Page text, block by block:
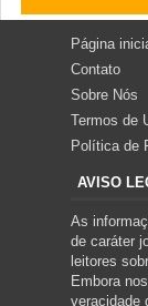
Página
Contato
Sobre Nós
Termos de
Política de
AVISO
As
de caráter
leitores
Embora
veracidade